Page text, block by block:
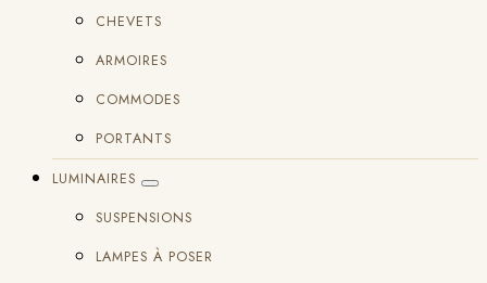
CHEVETS
ARMOIRES
COMMODES
PORTANTS
LUMINAIRES
SUSPENSIONS
LAMPES À POSER